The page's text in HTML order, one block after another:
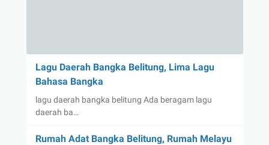
Lagu Daerah Bangka Belitung, Lima Lagu
Bahasa Bangka
lagu daerah bangka belitung Ada beragam lagu
daerah ba…
Rumah Adat Bangka Belitung, Rumah Melayu